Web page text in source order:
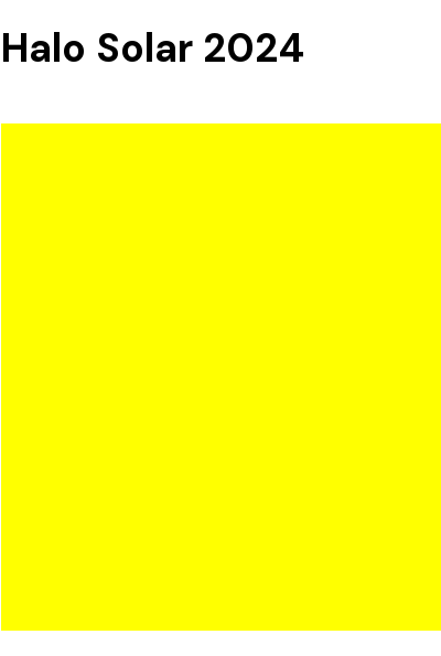
Halo Solar 2024